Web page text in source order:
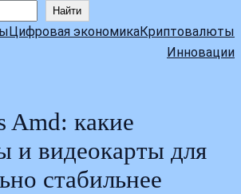
Найти
Цифровая экономикаКриптовалюты
Инновации
Amd: какие
и видеокарты для
стабильнее